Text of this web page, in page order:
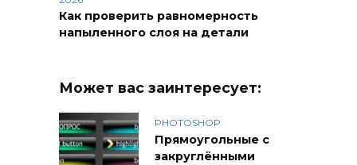
Как проверить равномерность
напыленного слоя на детали
Может вас заинтересует:
PHOTOSHOP
Прямоугольные с
закруглёнными